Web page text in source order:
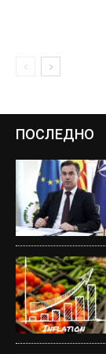
ПОСЛЕДНО